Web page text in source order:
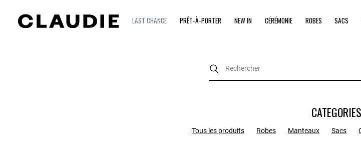
LAST CHANCE PRÊT-À-PORTER NEW IN CÉRÉMONIE ROBES SACS
CATEGORIES
Tous les produits Robes Manteaux Sacs